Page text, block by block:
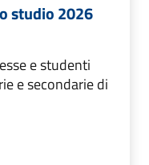
studio 2026
e studenti
e secondarie di